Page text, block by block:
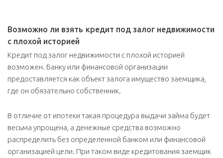
Возможно ли взять кредит под залог недвижимости
с плохой историей
Кредит под залог недвижимости с плохой историей
возможен. Банку или финансовой организации
предоставляется как объект залога имущество заемщика,
где он обязательно собственник.
В отличие от ипотеки такая процедура выдачи займа будет
весьма упрощена, а денежные средства возможно
распределить без определенной банком или финансовой
организацией цели. При таком виде кредитования заемщик